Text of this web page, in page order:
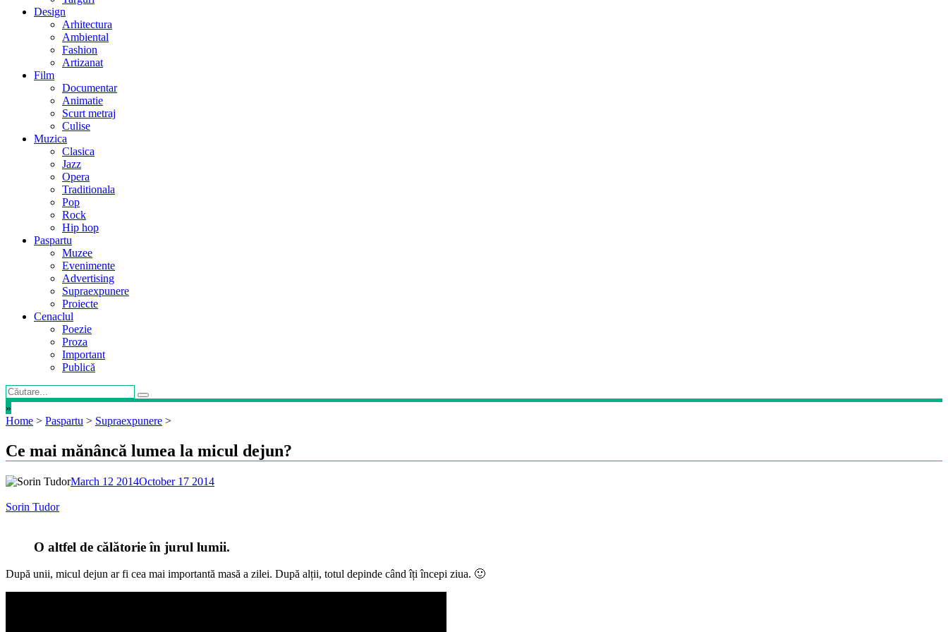
Design
Arhitectura
Ambiental
Fashion
Artizanat
Film
Documentar
Animatie
Scurt metraj
Culise
Muzica
Clasica
Jazz
Opera
Traditionala
Pop
Rock
Hip hop
Paspartu
Muzee
Evenimente
Advertising
Supraexpunere
Proiecte
Cenaclul
Poezie
Proza
Important
Publică
»
Home > Paspartu > Supraexpunere >
Ce mai mănâncă lumea la micul dejun?
March 12 2014October 17 2014
Sorin Tudor
O altfel de călătorie în jurul lumii.
După unii, micul dejun ar fi cea mai importantă masă a zilei. După alții, totul depinde când îți începi ziua. 🙂